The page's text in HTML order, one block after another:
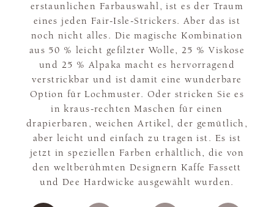
erstaunlichen Farbauswahl, ist es der Traum
eines jeden Fair-Isle-Strickers. Aber das ist
noch nicht alles. Die magische Kombination
aus 50 % leicht gefilzter Wolle, 25 % Viskose
und 25 % Alpaka macht es hervorragend
verstrickbar und ist damit eine wunderbare
Option für Lochmuster. Oder stricken Sie es
in kraus-rechten Maschen für einen
drapierbaren, weichen Artikel, der gemütlich,
aber leicht und einfach zu tragen ist. Es ist
jetzt in speziellen Farben erhältlich, die von
den weltberühmten Designern Kaffe Fassett
und Dee Hardwicke ausgewählt wurden.